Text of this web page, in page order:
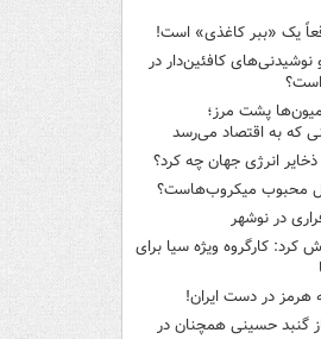
یک «ببر کاغذی» است!
کافئین‌دار در
است؟
پشت مرز؛
که به اقتصاد می‌رسد
انرژی جهان چه کرد؟
محبوب میکروب‌هاست؟
در نوشهر
کرد: کارگروه ویژه سیا برای
هرمز در دست ایران!
گنبد حسینی همچنان در